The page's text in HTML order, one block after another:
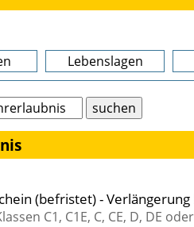
Lebenslagen
(befristet) -
C1, C1E, C, CE, D, DE